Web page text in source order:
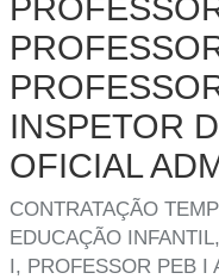
INSPETOR
OFICIAL
CONTRATAÇÃO
EDUCAÇÃO
I, PROFESSOR PEB I